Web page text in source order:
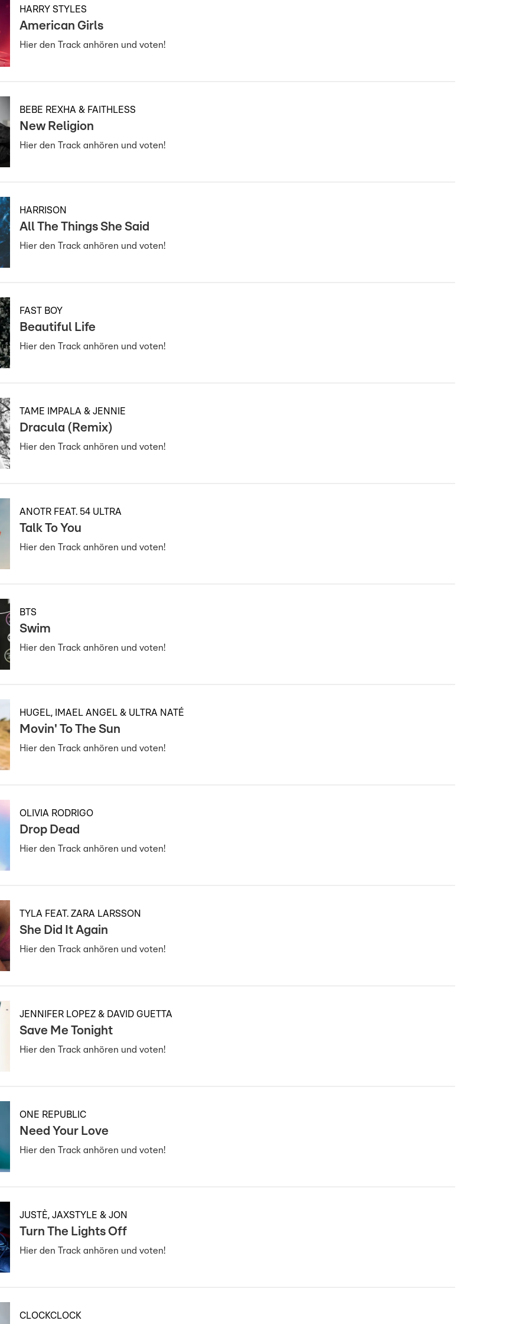
HARRY STYLES
American Girls
Hier den Track anhören und voten!
BEBE REXHA & FAITHLESS
New Religion
Hier den Track anhören und voten!
HARRISON
All The Things She Said
Hier den Track anhören und voten!
FAST BOY
Beautiful Life
Hier den Track anhören und voten!
TAME IMPALA & JENNIE
Dracula (Remix)
Hier den Track anhören und voten!
ANOTR FEAT. 54 ULTRA
Talk To You
Hier den Track anhören und voten!
BTS
Swim
Hier den Track anhören und voten!
HUGEL, IMAEL ANGEL & ULTRA NATÉ
Movin' To The Sun
Hier den Track anhören und voten!
OLIVIA RODRIGO
Drop Dead
Hier den Track anhören und voten!
TYLA FEAT. ZARA LARSSON
She Did It Again
Hier den Track anhören und voten!
JENNIFER LOPEZ & DAVID GUETTA
Save Me Tonight
Hier den Track anhören und voten!
ONE REPUBLIC
Need Your Love
Hier den Track anhören und voten!
JUSTÈ, JAXSTYLE & JON
Turn The Lights Off
Hier den Track anhören und voten!
CLOCKCLOCK